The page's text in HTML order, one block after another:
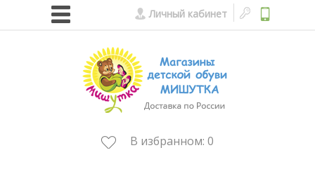
Личный кабинет
В избранном: 0